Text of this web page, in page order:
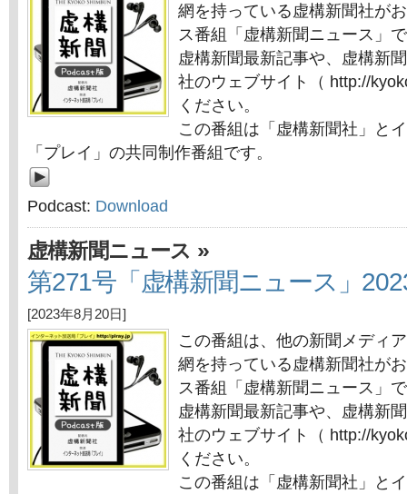
網を持っている虚構新聞社が
ス番組「虚構新聞ニュース」
虚構新聞最新記事や、虚構新
社のウェブサイト（ http://
ください。
この番組は「虚構新聞社」と
「プレイ」の共同制作番組です。
Podcast: Download
虚構新聞ニュース »
第271号「虚構新聞ニュース」
[2023年8月20日]
この番組は、他の新聞メディ
網を持っている虚構新聞社が
ス番組「虚構新聞ニュース」
虚構新聞最新記事や、虚構新
社のウェブサイト（ http://
ください。
この番組は「虚構新聞社」と